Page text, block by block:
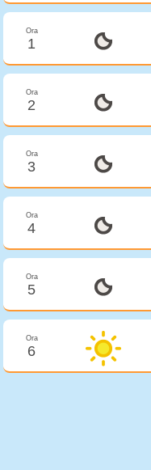
Ora
1
Ora
2
Ora
3
Ora
4
Ora
5
Ora
6